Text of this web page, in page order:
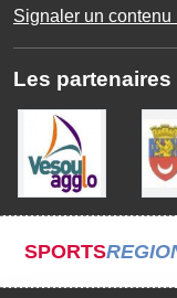
Signaler un contenu
Les
SPORTS